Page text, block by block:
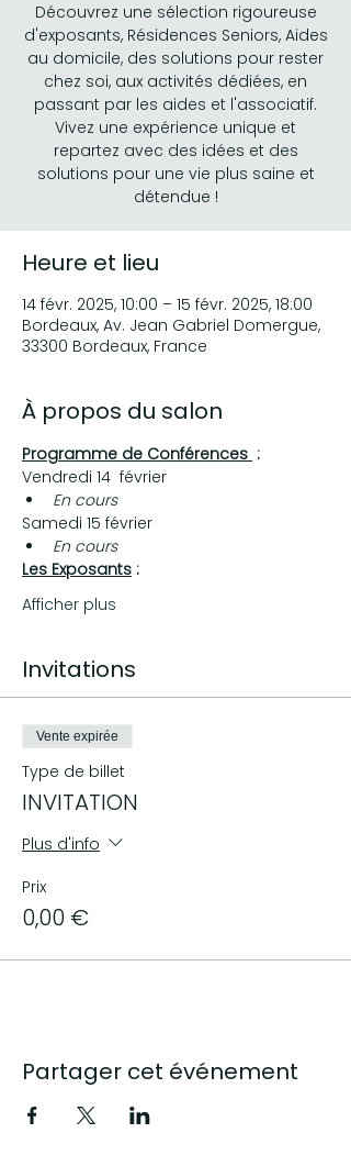
Découvrez une sélection rigoureuse
d'exposants, Résidences Seniors, Aides
au domicile, des solutions pour rester
chez soi, aux activités dédiées, en
passant par les aides et l'associatif.
Vivez une expérience unique et
repartez avec des idées et des
solutions pour une vie plus saine et
détendue !
Heure et lieu
14 févr. 2025, 10:00 – 15 févr. 2025, 18:00
Bordeaux, Av. Jean Gabriel Domergue,
33300 Bordeaux, France
À propos du salon
Programme de Conférences :
Vendredi 14  février
En cours
Samedi 15 février
En cours
Les Exposants :
Afficher plus
Invitations
Vente expirée
Type de billet
INVITATION
Plus d'info
Prix
0,00 €
Partager cet événement